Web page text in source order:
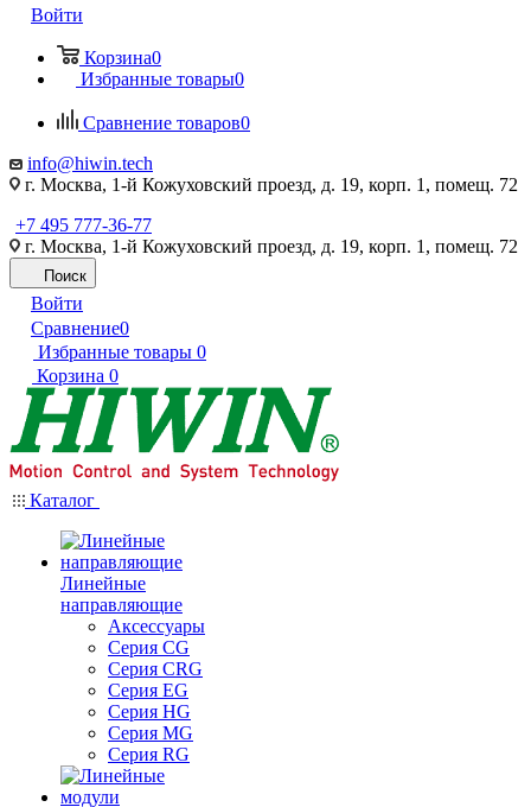
Войти
Корзина0
Избранные товары0
Сравнение товаров0
info@hiwin.tech
г. Москва, 1-й Кожуховский проезд, д. 19, корп. 1, помещ. 72
+7 495 777-36-77
г. Москва, 1-й Кожуховский проезд, д. 19, корп. 1, помещ. 72
Поиск
Войти
Сравнение0
Избранные товары 0
Корзина 0
Каталог
Линейные
направляющие
Аксессуары
Серия CG
Серия CRG
Серия EG
Серия HG
Серия MG
Серия RG